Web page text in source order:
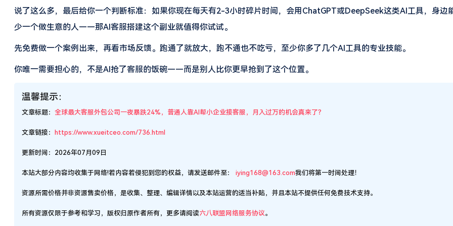
说了这么多，最后给你一个判断标准：如果你现在每天有2-3小时碎片时间，会用ChatGPT或DeepSeek这类AI工具，身边
少一个做生意的人——那AI客服搭建这个副业就值得你试试。
先免费做一个案例出来，再看市场反馈。跑通了就放大，跑不通也不吃亏，至少你多了几个AI工具的专业技能。
你唯一需要担心的，不是AI抢了客服的饭碗——而是别人比你更早抢到了这个位置。
温馨提示：
文章标题： 全球最大客服外包公司一夜暴跌24%，普通人靠AI帮小企业接客服，月入过万的机会真来了？
文章链接： https://www.xueitceo.com/736.html
更新时间：2026年07月09日
本站大部分内容均收集于网络!若内容若侵犯到您的权益，请发送邮件至： iying168@163.com我们将第一时间处理！
资源所需价格并非资源售卖价格，是收集、整理、编辑详情以及本站运营的适当补贴，并且本站不提供任何免费技术支持。
所有资源仅限于参考和学习，版权归原作者所有，更多请阅读六八联盟网络服务协议。